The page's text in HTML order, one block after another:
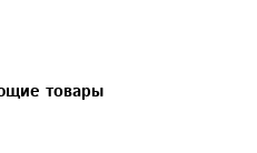
товары